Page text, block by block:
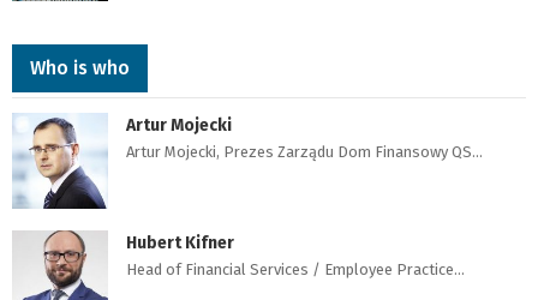
Who is who
Artur Mojecki
Artur Mojecki, Prezes Zarządu Dom Finansowy QS…
Hubert Kifner
Head of Financial Services / Employee Practice…